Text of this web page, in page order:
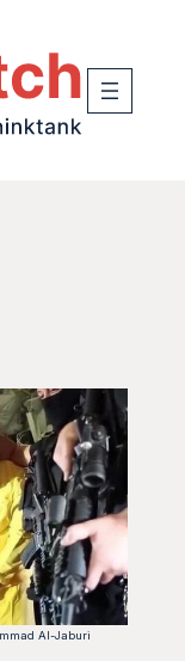
Al-Jaburi